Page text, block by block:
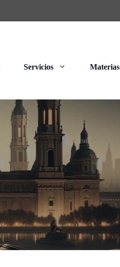
Servicios Materias